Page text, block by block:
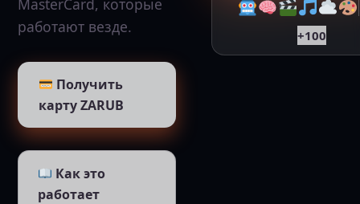
MasterCard, которые
работают везде.
Получить
карту ZARUB
Как это
работает
+100